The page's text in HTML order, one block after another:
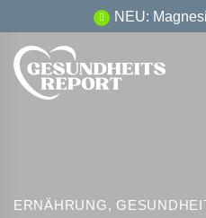
Inhalt
springen
NEU:
ERNÄHRUNG,